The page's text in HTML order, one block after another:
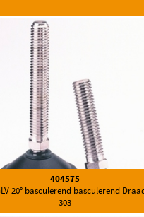
404575
20° basculerend basculerend
303